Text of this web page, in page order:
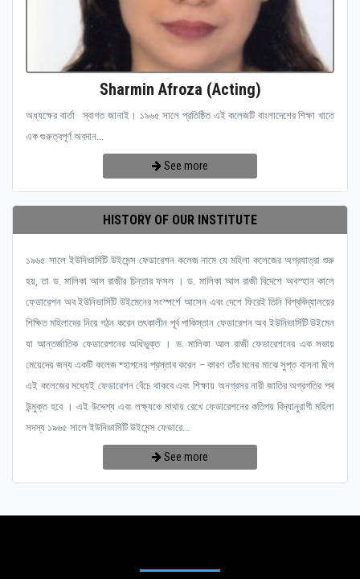
Sharmin Afroza (Acting)
অধ্যক্ষের বার্তা স্বাগত জানাই। ১৯৬৫ সালে প্রতিষ্ঠিত এই কলেজটি বাংলাদেশের শিক্ষা খাতে
এক গুরুত্বপূর্ণ অবদান...
See more
HISTORY OF OUR INSTITUTE
১৯৬৫ সালে ইউনিভার্সিটি উইমেন্স ফেডারেশন কলেজ নামে যে মহিলা কলেজের অগ্রযাত্রা শুরু
হয়, তা ড. মালিকা আল রাজীর চিন্তার ফসল । ড. মালিকা আল রাজী বিদেশে অবস্হান কালে
ফেডারেশন অব ইউনিভার্সিটি উইমেনের সংস্পর্শে আসেন এবং দেশে ফিরেই তিনি বিশ্ববিদ্যালয়ের
শিক্ষিত মহিলাদের নিয়ে গঠন করেন তৎকালীন পূর্ব পাকিস্তান ফেডারেশন অব ইউনিভার্সিটি উইমেন
যা আন্তর্জাতিক ফেডারেশনের অধিভুক্ত । ড. মালিকা আল রাজী ফেডারেশনের এক সভায়
মেয়েদের জন্য একটি কলেজ ষ্হাপনের প্রস্তাব করেন – কারণ তাঁর মনের মাঝে সুপ্ত বাসনা ছিল
এই কলেজের মধ্যেই ফেডারেশন বেঁচে থাকবে এবং শিক্ষায় অনগ্রসর নারী জাতির অগ্রগতির পথ
উন্মুক্ত হবে । এই উদ্দেশ্য এবং লক্ষ্যকে মাথায় রেখে ফেডারেশনের কতিপয় বিদ্যানুরাগী মহিলা
সদস্য ১৯৬৫ সালে ইউনিভার্সিটি উইমেন্স ফেডারে...
See more